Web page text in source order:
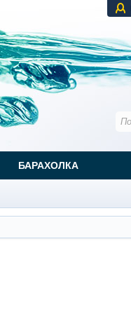
БАРАХОЛКА